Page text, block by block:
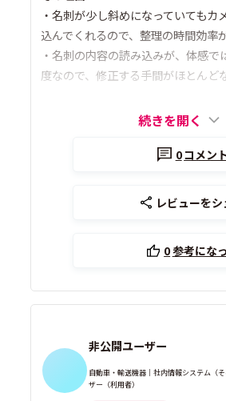
・名刺が少し斜めになっていてもカ
込んでくれるので、整理の時間効率
・名刺の内容の読み込みが、体感で
度なので、修正する手間がほとんど
続きを開く
0コメン
レビューを
0参考にな
非公開ユーザー
自動車・輸送機器｜社内情報システム（
ザー（利用者）